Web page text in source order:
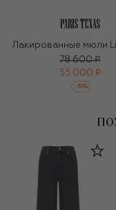
Лакированные мюли
78 600 ₽
55 000 ₽
-30%